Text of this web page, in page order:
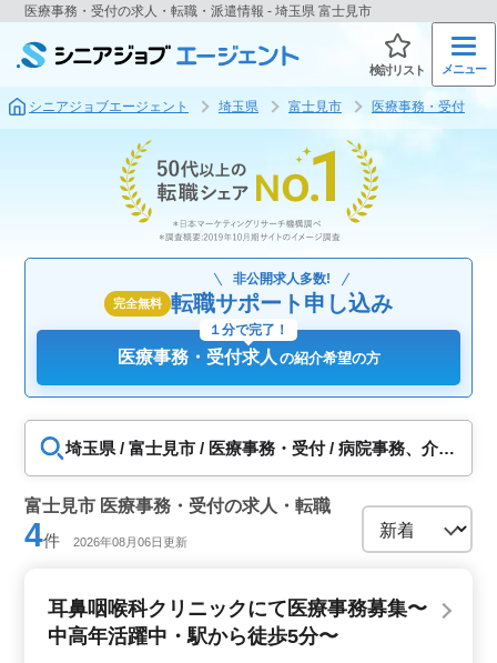
医療事務・受付の求人・転職・派遣情報 - 埼玉県 富士見市
検討リスト メニュー
シニアジョブエージェント 埼玉県 富士見市 医療事務・受付
完全無料
非公開求人多数!
転職サポート申し込み
医療事務・受付求人 の紹介希望の方
１分で完了！
埼玉県 / 富士見市 / 医療事務・受付 / 病院事務、介護
富士見市 医療事務・受付の求人・転職
4件 2026年08月06日更新
耳鼻咽喉科クリニックにて医療事務募集〜
中高年活躍中・駅から徒歩5分〜